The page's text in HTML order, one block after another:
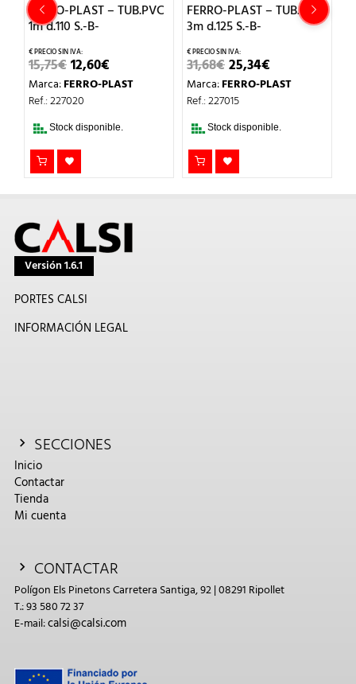
FERRO-PLAST – TUB.PVC
1m d.110 S.-B-
15,75€EL
PRECIO
ORIGINAL
ERA:
12,60€PRECIO
ACTUAL
Marca:FERRO-PLAST
Ref.: 227020
Stock disponible.
FERRO-PLAST – TUB.PVC
3m d.125 S.-B-
31,68€EL
PRECIO
ORIGINAL
ERA:
25,34€PRECIO
ACTUAL
Marca:FERRO-PLAST
Ref.: 227015
Stock disponible.
Versión 1.6.1
PORTES CALSI
INFORMACIÓN LEGAL
SECCIONES
Inicio
Contactar
Tienda
Mi cuenta
CONTACTAR
Polígon Els Pinetons Carretera Santiga, 92 | 08291 Ripollet
T.: 93 580 72 37
E-mail:calsi@calsi.com